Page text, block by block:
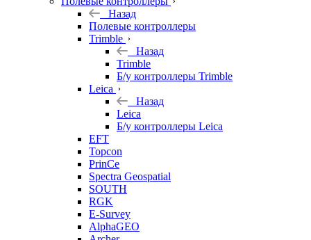
Назад
Полевые контроллеры
Trimble
Назад
Trimble
Б/у контроллеры Trimble
Leica
Назад
Leica
Б/у контроллеры Leica
EFT
Topcon
PrinCe
Spectra Geospatial
SOUTH
RGK
E-Survey
AlphaGEO